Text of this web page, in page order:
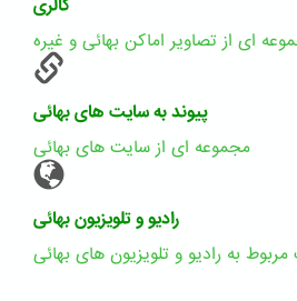
گالری
ای از تصاویر اماکن بهائی و غیره
پیوند به سایت های بهائی
مجموعه ای از سایت های بهائی
رادیو و تلویزیون بهائی
مربوط به رادیو و تلویزیون های بهائی